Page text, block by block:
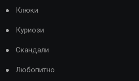
Клюки
Куриози
Скандали
Любопитно